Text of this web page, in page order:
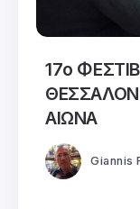
17ο
ΑΙΩΝΑ
Giannis